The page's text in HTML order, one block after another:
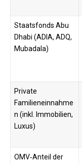
Staatsfonds Abu
Dhabi (ADIA, ADQ,
Mubadala)
Private
Familieneinnahme
n (inkl. Immobilien,
Luxus)
OMV‑Anteil der